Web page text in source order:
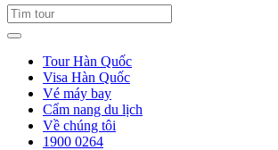
Tour Hàn Quốc
Visa Hàn Quốc
Vé máy bay
Cẩm nang du lịch
Về chúng tôi
1900 0264